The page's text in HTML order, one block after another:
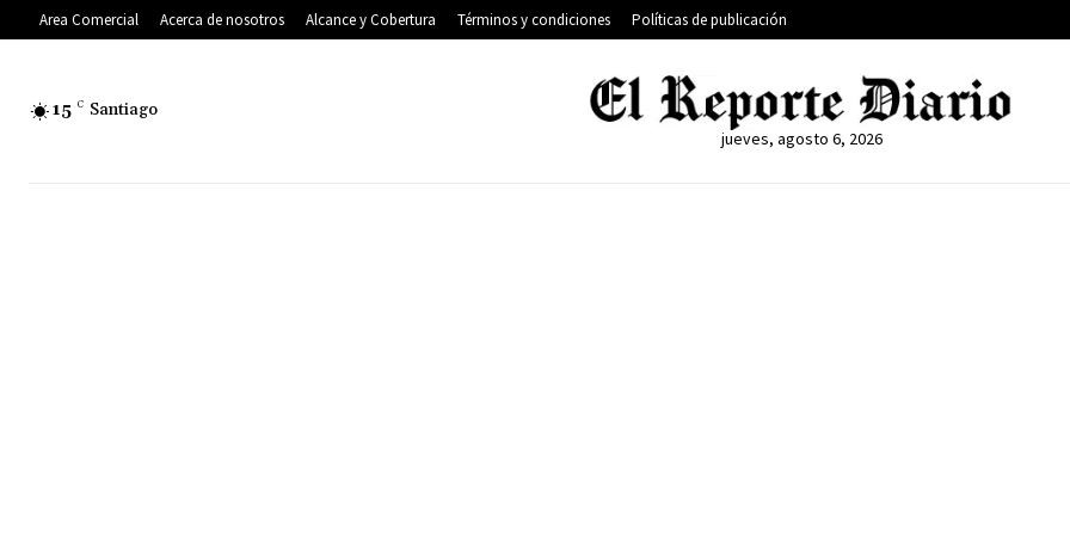
Area Comercial Acerca de nosotros Alcance y Cobertura Términos y condiciones Políticas de publicación
15 C Santiago
jueves, agosto 6, 2026